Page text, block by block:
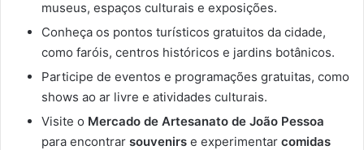
museus, espaços culturais e exposições.
Conheça os pontos turísticos gratuitos da cidade,
como faróis, centros históricos e jardins botânicos.
Participe de eventos e programações gratuitas, como
shows ao ar livre e atividades culturais.
Visite o Mercado de Artesanato de João Pessoa
para encontrar souvenirs e experimentar comidas